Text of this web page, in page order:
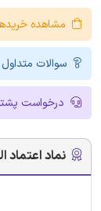
مشاهده
سوالات متداول
درخواست
نماد اعتماد